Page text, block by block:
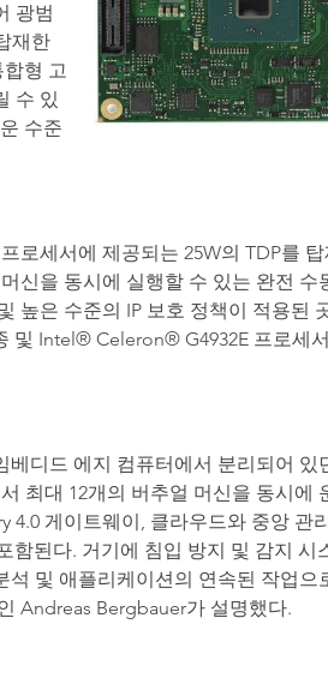
광범
재한
형 고
수 있
수준
로세서에 제공되는 25W의 TDP를
신을 동시에 실행할 수 있는 완전
높은 수준의 IP 보호 정책이 적용
및 Intel® Celeron® G4932E 프로세
디드 에지 컴퓨터에서 분리되어
최대 12개의 버추얼 머신을 동시에
게이트웨이, 클라우드와 중앙 관
된다. 거기에 침입 방지 및 감지
및 애플리케이션의 연속된 작업
Andreas Bergbauer가 설명했다.